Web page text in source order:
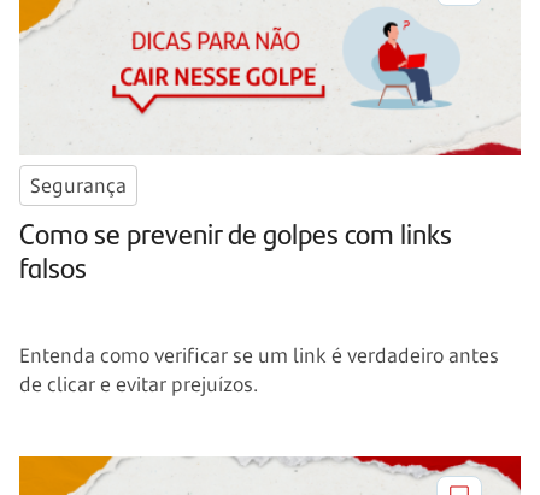
Segurança
Como se prevenir de golpes com links
falsos
Entenda como verificar se um link é verdadeiro antes
de clicar e evitar prejuízos.